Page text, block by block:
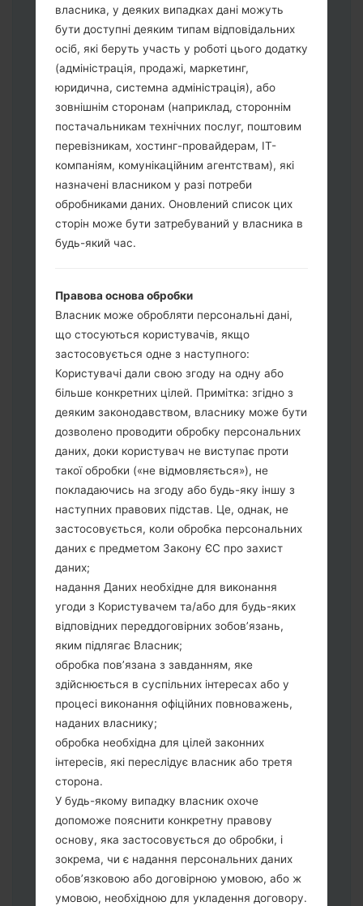
Завантажте на свій ПК: Odin 3.
Далі завантажте та розпакуйте файл
прошивки.
Вам потрібно 1 (Вибрати 1 файл
прошивки тут) файлів для прошивки:
AP: "System & Recovery"
CP: "Modem & Radio"
CSC_***: "Country & Region & Operator"
HOME_CSC_***: "Country & Region &
Operator"
Додайте усі файли у програму Odin 3.
Якщо ви хочете прошити телефон та
скинути до заводських налаштувань
оберіть CSC_***, у іншому випадку
виберіть HOME_CSC_*** для
збереження Ваших даних.
Тепер вимкніть пристрій і увійдіть у
"Download" режим. Усі методи як це
зробити:
Натисніть та утримуйти клавіші:
живлення, збільшення гучності та Bixbi.
Натисніть та утримуйте клавіші:
зменшення та збільшення гучності.
Підключивши телефон до ПК
використовуючи USB кабель.
Натисніть та утримуйти клавіші:
живлення, збільшення гучності та
додому.
Підключіть USB кабель та натисніть
клавіші: зменшення звуку та Bixbi.
Натисніть та утримуйти клавіші:
живлення та збільшення гучності.
Далі підключить телефон до ПК,
програма Odin повина виявити Ваш
девайс та "COM port number" з'явиться
на екрані.
власника, у деяких випадках дані можуть
бути доступні деяким типам відповідальних
осіб, які беруть участь у роботі цього додатку
(адміністрація, продажі, маркетинг,
юридична, системна адміністрація), або
зовнішнім сторонам (наприклад, стороннім
постачальникам технічних послуг, поштовим
перевізникам, хостинг-провайдерам, ІТ-
компаніям, комунікаційним агентствам), які
назначені власником у разі потреби
обробниками даних. Оновлений список цих
сторін може бути затребуваний у власника в
будь-який час.
Правова основа обробки
Власник може обробляти персональні дані,
що стосуються користувачів, якщо
застосовується одне з наступного:
Користувачі дали свою згоду на одну або
більше конкретних цілей. Примітка: згідно з
деяким законодавством, власнику може бути
дозволено проводити обробку персональних
даних, доки користувач не виступає проти
такої обробки («не відмовляється»), не
покладаючись на згоду або будь-яку іншу з
наступних правових підстав. Це, однак, не
застосовується, коли обробка персональних
даних є предметом Закону ЄС про захист
даних;
надання Даних необхідне для виконання
угоди з Користувачем та/або для будь-яких
відповідних переддоговірних зобов’язань,
яким підлягає Власник;
обробка пов’язана з завданням, яке
здійснюється в суспільних інтересах або у
процесі виконання офіційних повноважень,
наданих власнику;
обробка необхідна для цілей законних
інтересів, які переслідує власник або третя
сторона.
У будь-якому випадку власник охоче
допоможе пояснити конкретну правову
основу, яка застосовується до обробки, і
зокрема, чи є надання персональних даних
обов’язковою або договірною умовою, або ж
умовою, необхідною для укладення договору.